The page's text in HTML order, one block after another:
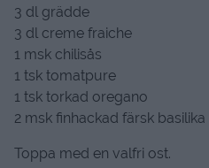
3 dl grädde
3 dl creme fraiche
1 msk chilisås
1 tsk tomatpure
1 tsk torkad oregano
2 msk finhackad färsk basilika
Toppa med en valfri ost.